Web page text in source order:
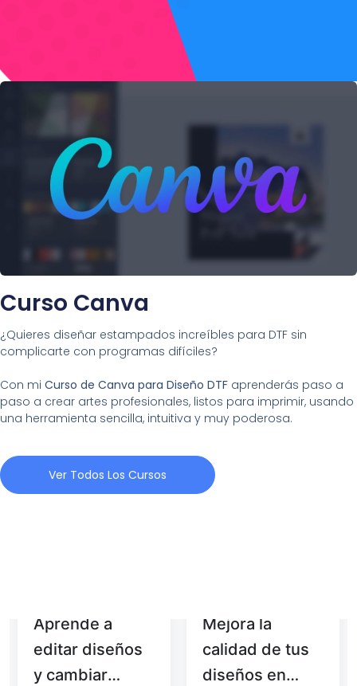
Curso Canva
¿Quieres diseñar estampados increíbles para DTF sin
complicarte con programas difíciles?
Con mi Curso de Canva para Diseño DTF aprenderás paso a
paso a crear artes profesionales, listos para imprimir, usando
una herramienta sencilla, intuitiva y muy poderosa.
Ver Todos Los Cursos
Aprende a
editar diseños
y cambiar
Mejora la
calidad de tus
diseños en